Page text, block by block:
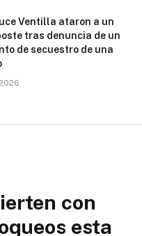
Ventilla ataron a un
tras denuncia de un
de secuestro de una
con
esta